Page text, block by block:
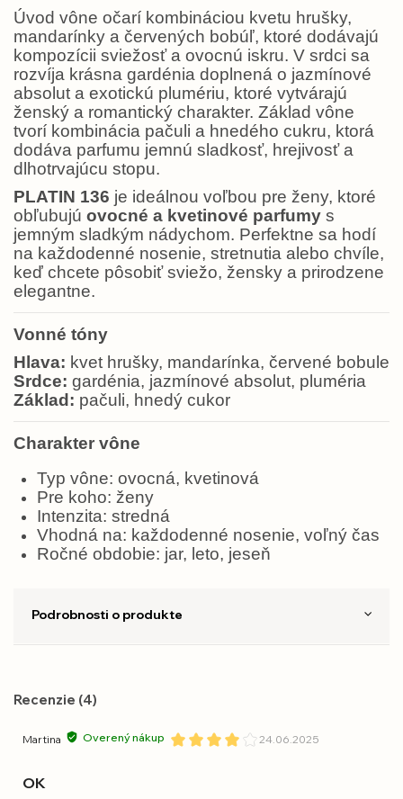
Úvod vône očarí kombináciou kvetu hrušky,
mandarínky a červených bobúľ, ktoré dodávajú
kompozícii sviežosť a ovocnú iskru. V srdci sa
rozvíja krásna gardénia doplnená o jazmínové
absolut a exotickú plumériu, ktoré vytvárajú
ženský a romantický charakter. Základ vône
tvorí kombinácia pačuli a hnedého cukru, ktorá
dodáva parfumu jemnú sladkosť, hrejivosť a
dlhotrvajúcu stopu.
PLATIN 136 je ideálnou voľbou pre ženy, ktoré
obľubujú ovocné a kvetinové parfumy s
jemným sladkým nádychom. Perfektne sa hodí
na každodenné nosenie, stretnutia alebo chvíle,
keď chcete pôsobiť sviežo, žensky a prirodzene
elegantne.
Vonné tóny
Hlava: kvet hrušky, mandarínka, červené bobule
Srdce: gardénia, jazmínové absolut, pluméria
Základ: pačuli, hnedý cukor
Charakter vône
Typ vône: ovocná, kvetinová
Pre koho: ženy
Intenzita: stredná
Vhodná na: každodenné nosenie, voľný čas
Ročné obdobie: jar, leto, jeseň
Podrobnosti o produkte
Recenzie (4)
Martina Overený nákup 24.06.2025
OK